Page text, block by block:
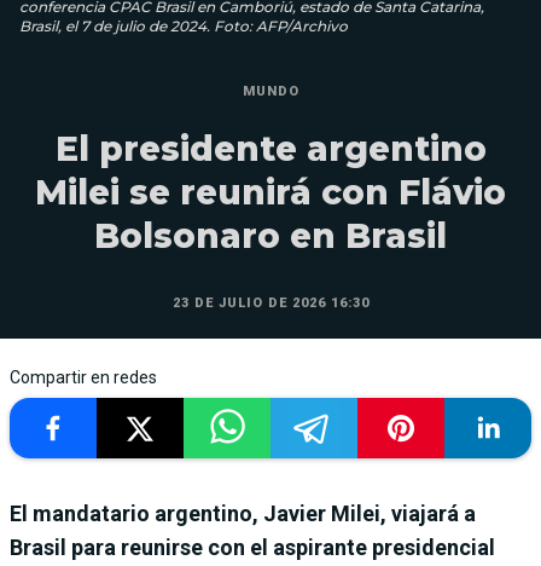
conferencia CPAC Brasil en Camboriú, estado de Santa Catarina,
Brasil, el 7 de julio de 2024. Foto: AFP/Archivo
MUNDO
El presidente argentino
Milei se reunirá con Flávio
Bolsonaro en Brasil
23 DE JULIO DE 2026 16:30
Compartir en redes
El mandatario argentino, Javier Milei, viajará a
Brasil para reunirse con el aspirante presidencial